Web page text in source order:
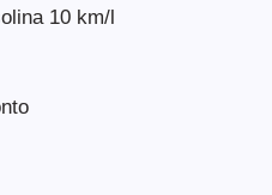
10 km/l